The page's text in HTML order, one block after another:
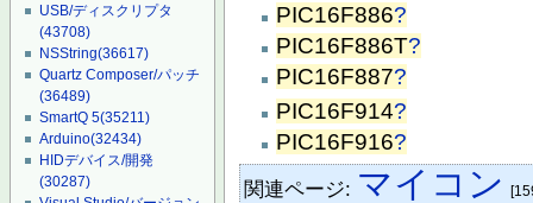
USB/ディスクリプタ
(43708)
NSString(36617)
Quartz Composer/パッチ
(36489)
SmartQ 5(35211)
Arduino(32434)
HIDデバイス/開発
(30287)
PIC16F886?
PIC16F886T?
PIC16F887?
PIC16F914?
PIC16F916?
関連ページ: マイコン